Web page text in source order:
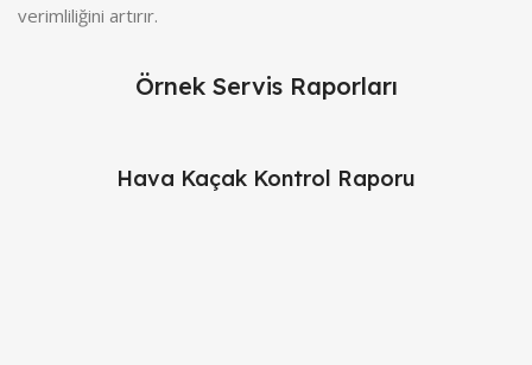
verimliliğini artırır.
Örnek Servis Raporları
Hava Kaçak Kontrol Raporu